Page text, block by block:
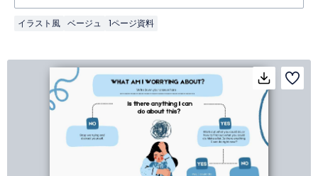
イラスト風 ベージュ 1ページ資料